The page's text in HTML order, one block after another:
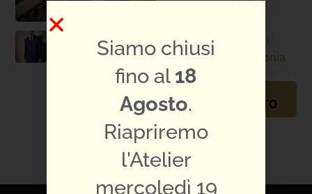
abito:
Bianchi
Cerimonia
APPUNTAMENTO
TI PIACE L'ABITO?
CONDIVIDILO:
Siamo chiusi
fino al18
Agosto.
Riapriremo
l'Atelier
mercoledì 19